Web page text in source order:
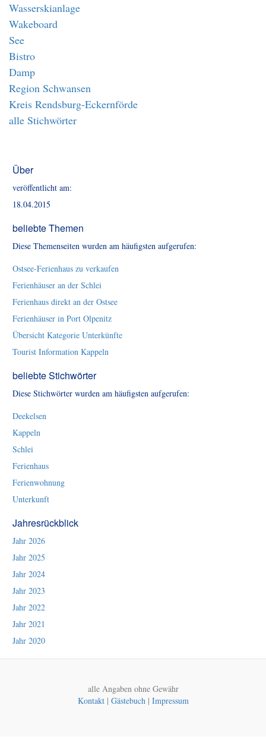
Wasserskianlage
Wakeboard
See
Bistro
Damp
Region Schwansen
Kreis Rendsburg-Eckernförde
alle Stichwörter
Über
veröffentlicht am:
18.04.2015
beliebte Themen
Diese Themenseiten wurden am häufigsten aufgerufen:
Ostsee-Ferienhaus zu verkaufen
Ferienhäuser an der Schlei
Ferienhaus direkt an der Ostsee
Ferienhäuser in Port Olpenitz
Übersicht Kategorie Unterkünfte
Tourist Information Kappeln
beliebte Stichwörter
Diese Stichwörter wurden am häufigsten aufgerufen:
Deekelsen
Kappeln
Schlei
Ferienhaus
Ferienwohnung
Unterkunft
Jahresrückblick
Jahr 2026
Jahr 2025
Jahr 2024
Jahr 2023
Jahr 2022
Jahr 2021
Jahr 2020
alle Angaben ohne Gewähr
Kontakt| Gästebuch| Impressum